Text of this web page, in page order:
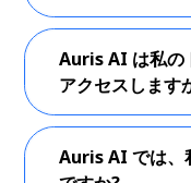
Auris AI は私の
アクセスします
Auris AI では、